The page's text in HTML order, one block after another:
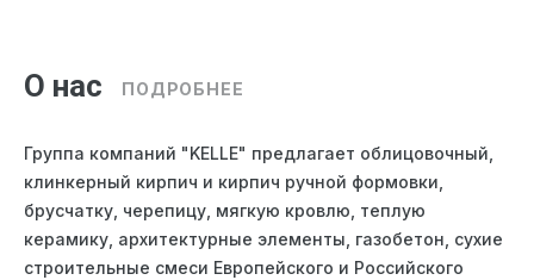
О нас ПОДРОБНЕЕ
Группа компаний "KELLE" предлагает облицовочный,
клинкерный кирпич и кирпич ручной формовки,
брусчатку, черепицу, мягкую кровлю, теплую
керамику, архитектурные элементы, газобетон, сухие
строительные смеси Европейского и Российского